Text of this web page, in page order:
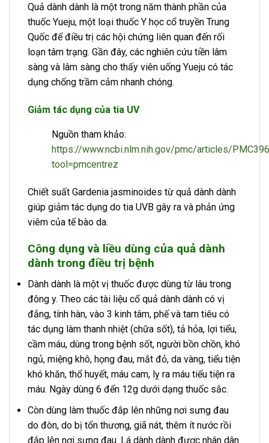
Quả dành dành là một trong năm thành phần của
thuốc Yueju, một loại thuốc Y học cổ truyền Trung
Quốc để điều trị các hội chứng liên quan đến rối
loạn tâm trạng. Gần đây, các nghiên cứu tiền lâm
sàng và lâm sàng cho thấy viên uống Yueju có tác
dụng chống trầm cảm nhanh chóng.
Giảm tác dụng của tia UV
Nguồn tham khảo:
https://www.ncbi.nlm.nih.gov/pmc/articles/
tool=pmcentrez
Chiết suất Gardenia jasminoides từ quả dành dành
giúp giảm tác dụng do tia UVB gây ra và phản ứng
viêm của tế bào da.
Công dụng và liều dùng của quả dành
dành trong điều trị bệnh
Dành dành là một vị thuốc được dùng từ lâu trong
đông y. Theo các tài liệu cổ quả dành dành có vị
đắng, tính hàn, vào 3 kinh tâm, phế và tam tiêu có
tác dụng làm thanh nhiệt (chữa sốt), tả hỏa, lợi tiểu,
cầm máu, dùng trong bệnh sốt, người bồn chồn, khó
ngủ, miệng khô, họng đau, mắt đỏ, da vàng, tiểu tiện
khó khăn, thổ huyết, máu cam, lỵ ra máu tiểu tiện ra
máu. Ngày dùng 6 đến 12g dưới dạng thuốc sắc.
Còn dùng làm thuốc đắp lên những nơi sưng đau
do đòn, do bị tổn thương, giã nát, thêm ít nước rồi
đắp lên nơi sưng đau. Lá dành dành được nhân dân